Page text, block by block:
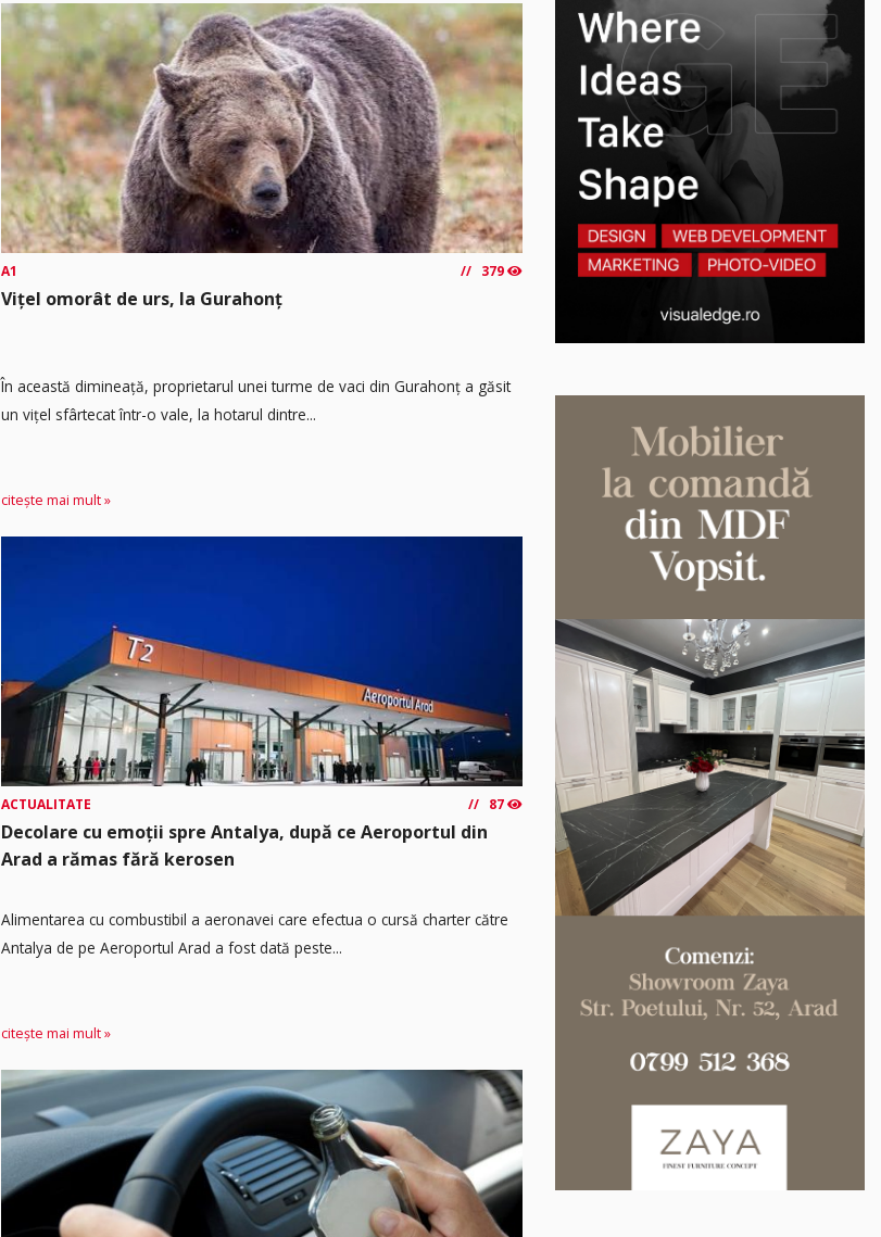
A1 379
Vițel omorât de urs, la Gurahonț
În această dimineață, proprietarul unei turme de vaci din Gurahonț a găsit
un vițel sfârtecat într-o vale, la hotarul dintre...
citește mai mult »
ACTUALITATE 87
Decolare cu emoții spre Antalya, după ce Aeroportul din
Arad a rămas fără kerosen
Alimentarea cu combustibil a aeronavei care efectua o cursă charter către
Antalya de pe Aeroportul Arad a fost dată peste...
citește mai mult »